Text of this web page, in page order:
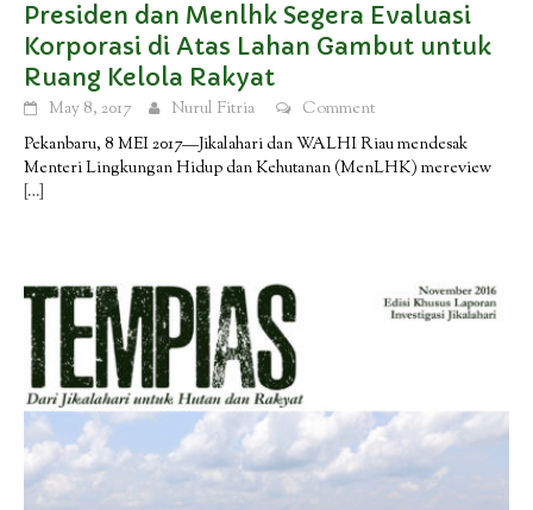
Presiden dan Menlhk Segera Evaluasi
Korporasi di Atas Lahan Gambut untuk
Ruang Kelola Rakyat
May 8, 2017 Nurul Fitria
Comment
Pekanbaru, 8 MEI 2017—Jikalahari dan WALHI Riau mendesak
Menteri Lingkungan Hidup dan Kehutanan (MenLHK) mereview
[…]